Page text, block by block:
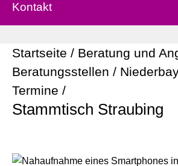
Kontakt
Startseite / Beratung und
Beratungsstellen /
Termine /
Stammtisch Straubing